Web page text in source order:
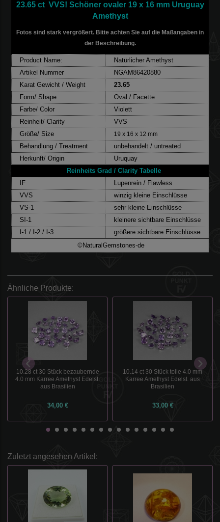
23.65 ct VVS! Schöner ovaler 19 x 16 mm Uruguay
Amethyst
Fotos sind stark vergrößert. Bitte achten Sie auf die Maßangaben in
der Beschreibung.
Product Name:
Natürlicher Amethyst
Artikel Nummer
NGAM86420880
Karat Gewicht / Weight
23.65
Form/ Shape
Oval / Facette
Farbe/ Color
Violett
Reinheit/ Clarity
VVS
Größe/ Size
19 x 16 x 12 mm
Behandlung / Treatment
unbehandelt / untreated
Herkunft/ Origin
Uruquay
Reinheits Grad / Clarity Tabelle
IF
Lupenrein / Flawless
VVS
winzig kleine Einschlüsse
VS-1
sehr kleine Einschlüsse
SI-1
kleinere sichtbare Einschlüsse
I-1 / I-2 / I-3
größere sichtbare Einschlüsse
©NaturalGemstones-de
Ähnliche Produkte:
10.28 ct 30 Stück bezaubernde
4.0 mm Karree Amethyst Edelst.
aus Brasilien
34,00 €
10.14 ct 30 Stück tolle 4.0 mm
Karree Amethyst Edelst. aus
Brasilien
33,00 €
Zuletzt angesehen Artikel: